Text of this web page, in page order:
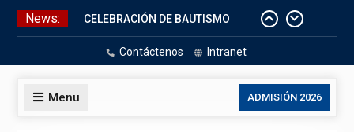
Skip
News:
CELEBRACIÓN DE BAUTISMO
Pizarras Inteligentes
Laboratorios de Cómputo
Contáctenos Intranet
Menu ADMISIÓN 2026